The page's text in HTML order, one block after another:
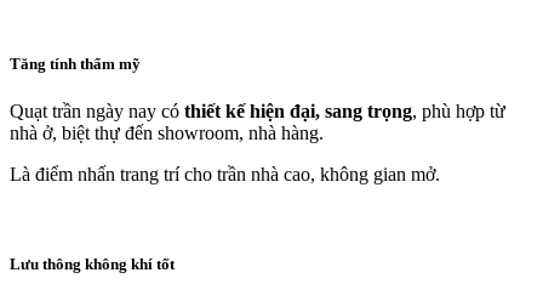
Tăng tính thẩm mỹ
Quạt trần ngày nay có thiết kế hiện đại, sang trọng, phù hợp từ
nhà ở, biệt thự đến showroom, nhà hàng.
Là điểm nhấn trang trí cho trần nhà cao, không gian mở.
Lưu thông không khí tốt